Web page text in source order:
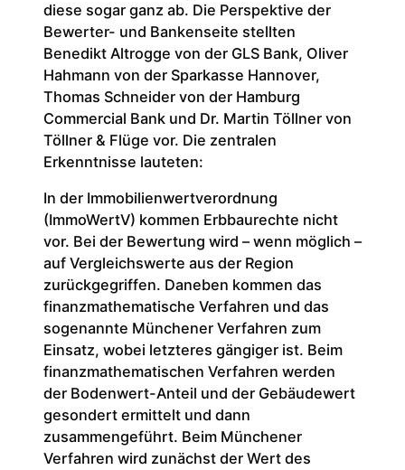
diese sogar ganz ab. Die Perspektive der
Bewerter- und Bankenseite stellten
Benedikt Altrogge von der GLS Bank, Oliver
Hahmann von der Sparkasse Hannover,
Thomas Schneider von der Hamburg
Commercial Bank und Dr. Martin Töllner von
Töllner & Flüge vor. Die zentralen
Erkenntnisse lauteten:
In der Immobilienwertverordnung
(ImmoWertV) kommen Erbbaurechte nicht
vor. Bei der Bewertung wird – wenn möglich –
auf Vergleichswerte aus der Region
zurückgegriffen. Daneben kommen das
finanzmathematische Verfahren und das
sogenannte Münchener Verfahren zum
Einsatz, wobei letzteres gängiger ist. Beim
finanzmathematischen Verfahren werden
der Bodenwert-Anteil und der Gebäudewert
gesondert ermittelt und dann
zusammengeführt. Beim Münchener
Verfahren wird zunächst der Wert des